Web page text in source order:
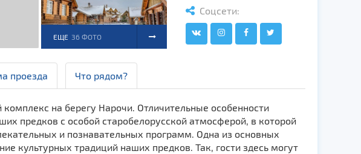
ЕЩЕ 36 ФОТО
Соцсети:
проезда Что рядом?
на берегу Нарочи. Отличительные особенности
предков с особой старобелорусской атмосферой, в которой
и познавательных программ. Одна из основных
культурных традиций наших предков. Так, гости здесь могут